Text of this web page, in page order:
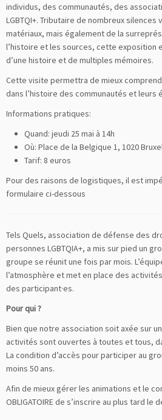
individus, des communautés, des
LGBTQI+. Tributaire de nombreux silences
matériaux, mais également de la
l’histoire et les sources, cette exposition
d’une histoire et de multiples mémoires.
Cette visite permettra de mieux
dans l’histoire des communautés et leurs
Informations pratiques:
Quand: jeudi 25 mai à 14h
Où: Place de la Belgique 1, 1020
Tarif: 8 euros
Pour des raisons de logistiques, il est
formulaire ci-dessous
Tels Quels, association de défense des
personnes LGBTQIA+, a mis sur pied un
groupe se réunit une fois par mois.
l’atmosphère et met en place des
des participant·es.
Pour qui ?
Bien que notre association soit axée sur un
activités sont ouvertes à toutes et tous,
La condition d’accès pour participer au
moins 50 ans.
Afin de mieux gérer les animations et le
OBLIGATOIRE de s’inscrire au plus tard le